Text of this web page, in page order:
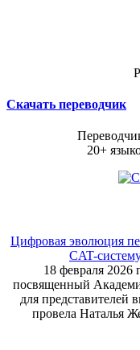
Скачать переводчик
20+
Цифровая эволюция
CAT-
18 февраля 2026
посвященный
для представителей
провела Наталья